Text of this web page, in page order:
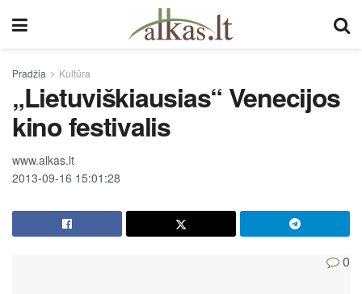
Pradžia Kultūra
„Lietuviškiausias“ Venecijos
kino festivalis
www.alkas.lt
2013-09-16 15:01:28
0